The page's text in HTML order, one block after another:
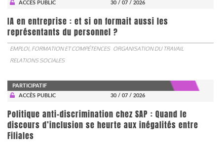
ACCÈS PUBLIC 30 / 07 / 2026
IA en entreprise : et si on formait aussi les
représentants du personnel ?
EMPLOI, FORMATION ET COMPÉTENCES ORGANISATION DU TRAVAIL
RELATIONS SOCIALES
PARTICIPATIF
ACCÈS PUBLIC
30 / 07 / 2026
Politique anti-discrimination chez SAP : Quand le
discours d’inclusion se heurte aux inégalités entre
Filiales